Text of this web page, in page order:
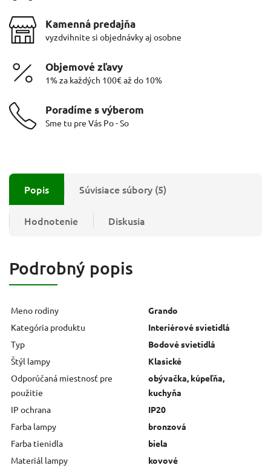
Kamenná predajňa
vyzdvihnite si objednávky aj osobne
Objemové zľavy
1% za každých 100€ až do 10%
Poradíme s výberom
Sme tu pre Vás Po - So
Popis Súvisiace súbory (5)
Hodnotenie Diskusia
Podrobný popis
Meno rodiny
Grando
Kategória produktu
Interiérové svietidlá
Typ
Bodové svietidlá
Štýl lampy
Klasické
Odporúčaná miestnosť pre
použitie
obývačka, kúpeľňa,
kuchyňa
IP ochrana
IP20
Farba lampy
bronzová
Farba tienidla
biela
Materiál lampy
kovové